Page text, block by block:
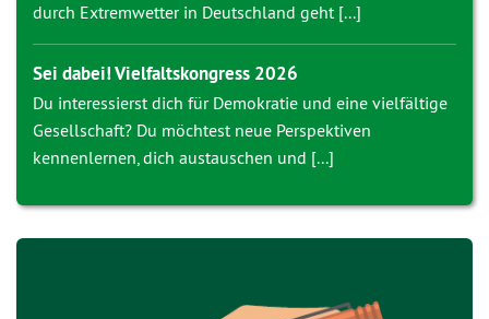
durch Extremwetter in Deutschland geht [...]
Sei dabei! Vielfaltskongress 2026
Du interessierst dich für Demokratie und eine vielfältige
Gesellschaft? Du möchtest neue Perspektiven
kennenlernen, dich austauschen und [...]